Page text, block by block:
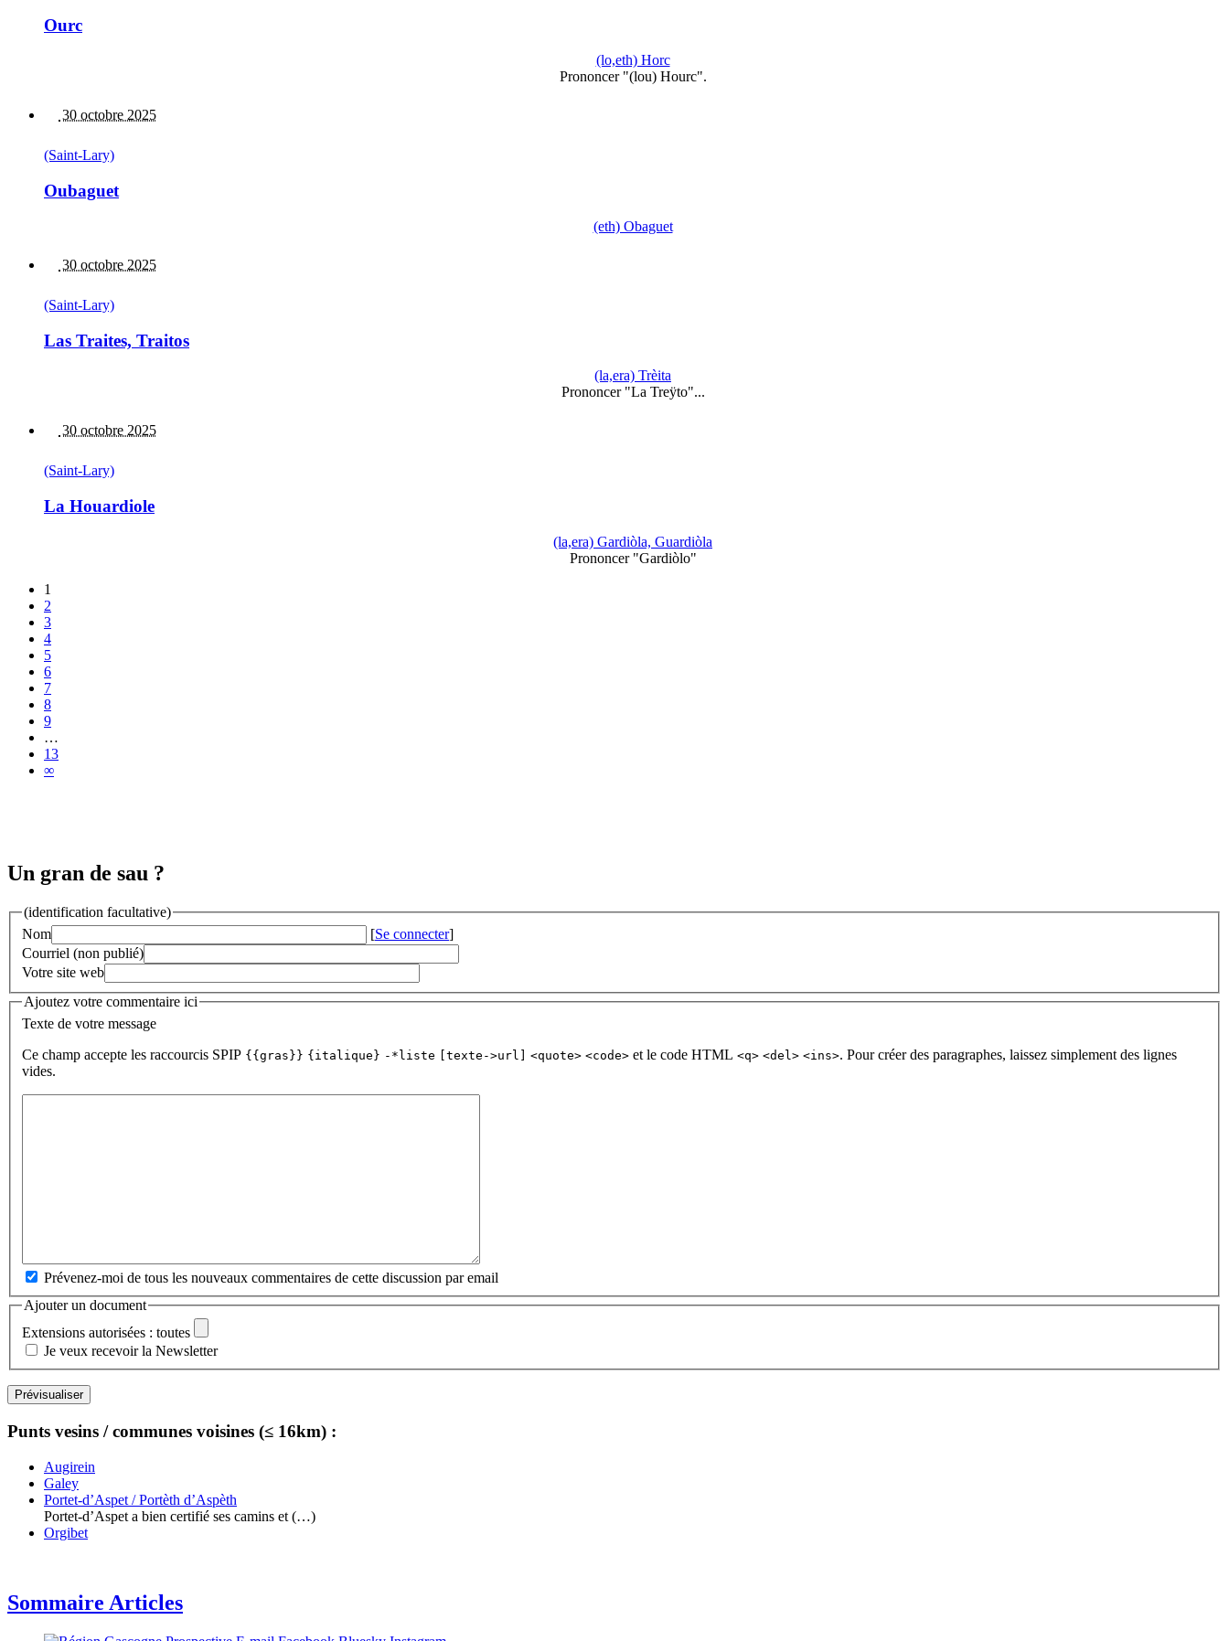
Ourc
(lo,eth) Horc
Prononcer "(lou) Hourc".
30 octobre 2025
(Saint-Lary)
Oubaguet
(eth) Obaguet
30 octobre 2025
(Saint-Lary)
Las Traites, Traitos
(la,era) Trèita
Prononcer "La Treÿto"...
30 octobre 2025
(Saint-Lary)
La Houardiole
(la,era) Gardiòla, Guardiòla
Prononcer "Gardiòlo"
1
2
3
4
5
6
7
8
9
…
13
∞
Un gran de sau ?
(identification facultative)
Nom
[Se connecter]
Courriel (non publié)
Votre site web
Ajoutez votre commentaire ici
Texte de votre message
Ce champ accepte les raccourcis SPIP {{gras}} {italique} -*liste [texte->url] <quote> <code> et le code HTML <q> <del> <ins>. Pour créer des paragraphes, laissez simplement des lignes
vides.
Prévenez-moi de tous les nouveaux commentaires de cette discussion par email
Ajouter un document
Extensions autorisées : toutes
Je veux recevoir la Newsletter
Punts vesins / communes voisines (≤ 16km) :
Augirein
Galey
Portet-d’Aspet / Portèth d’Aspèth
Portet-d’Aspet a bien certifié ses camins et (…)
Orgibet
Sommaire Articles